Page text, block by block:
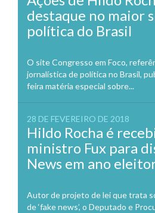
destaque no maior
política do Brasil
O site Congresso em Foco,
jornalística de política no Brasil,
feira matéria especial sobre...
28 DE FEVEREIRO DE 2018
Hildo Rocha é
ministro Fux para
News em ano
Autor de projeto de lei que trata
de ‘fake news’, o Deputado e